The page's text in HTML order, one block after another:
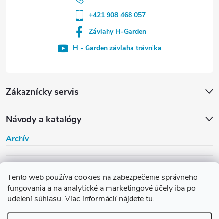
Tento web používa cookies na zabezpečenie správneho
fungovania a na analytické a marketingové účely iba po
udelení súhlasu. Viac informácií nájdetetu.
Zákaznícky servis
Návody a katalógy
Archív
+421 908 468 057
Závlahy H-Garden
H - Garden závlaha trávnika